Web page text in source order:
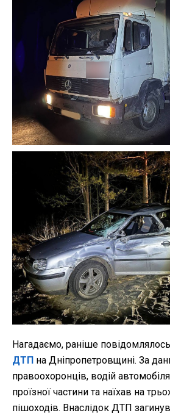
Нагадаємо, раніше повідомлялось
ДТП на Дніпропетровщині. За
правоохоронців, водій
проїзної частини та наїхав на
пішоходів. Внаслідок ДТП